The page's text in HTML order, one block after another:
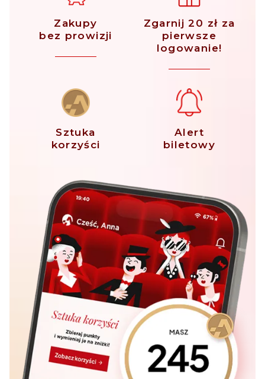
Zakupy
bez prowizji
Zgarnij 20 zł za
pierwsze
logowanie!
Sztuka
korzyści
Alert
biletowy